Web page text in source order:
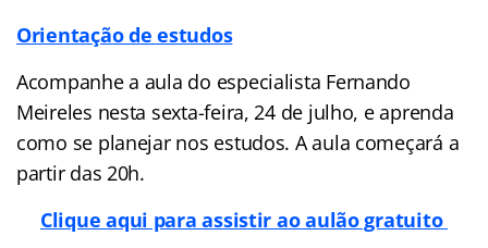
Orientação de estudos
Acompanhe a aula do especialista Fernando
Meireles nesta sexta-feira, 24 de julho, e aprenda
como se planejar nos estudos. A aula começará a
partir das 20h.
Clique aqui para assistir ao aulão gratuito